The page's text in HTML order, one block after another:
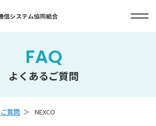
FAQ
よくあるご質問
質問 NEXCO